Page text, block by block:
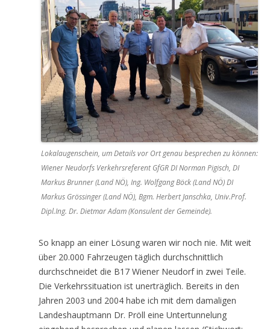
Lokalaugenschein, um Details vor Ort genau besprechen zu können:
Wiener Neudorfs Verkehrsreferent GfGR DI Norman Pigisch, DI
Markus Brunner (Land NÖ), Ing. Wolfgang Böck (Land NÖ) DI
Markus Grössinger (Land NÖ), Bgm. Herbert Janschka, Univ.Prof.
Dipl.Ing. Dr. Dietmar Adam (Konsulent der Gemeinde).
So knapp an einer Lösung waren wir noch nie. Mit weit
über 20.000 Fahrzeugen täglich durchschnittlich
durchschneidet die B17 Wiener Neudorf in zwei Teile.
Die Verkehrssituation ist unerträglich. Bereits in den
Jahren 2003 und 2004 habe ich mit dem damaligen
Landeshauptmann Dr. Pröll eine Untertunnelung